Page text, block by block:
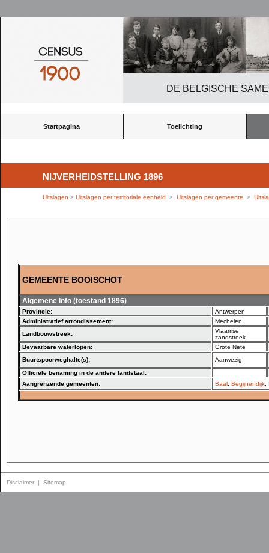
DE BELGISCHE
Startpagina Toelichting
NIJVERHEIDSTELLING 1896
Uitslagen > Uitslagen per territoriale eenheid > Uitslagen per gemeente >
GEMEENTE BOOISCHOT
Algemene Info (toestand 1896)
Provincie:
Antwerpen
Administratief arrondissement:
Mechelen
Landbouwstreek:
Vlaamse
zandstreek
Bevaarbare waterlopen:
Grote Nete
Buurtspoorweghalte(s):
Aanwezig
Officiële benaming in de andere landstaal:
Aangrenzende gemeenten:
Baal Begijnendijk
Disclaimer | Sitemap